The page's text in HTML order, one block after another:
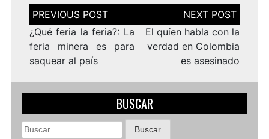
Navegación
de
entradas
¿Qué feria la feria?: La
feria minera es para
saquear al país
El quíen habla con la
verdad en Colombia
es asesinado
BUSCAR
Buscar: